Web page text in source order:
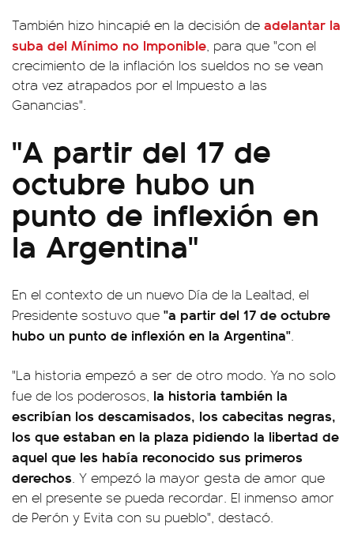
También hizo hincapié en la decisión de adelantar la
suba del Mínimo no Imponible, para que "con el
crecimiento de la inflación los sueldos no se vean
otra vez atrapados por el Impuesto a las
Ganancias".
"A partir del 17 de
octubre hubo un
punto de inflexión en
la Argentina"
En el contexto de un nuevo Día de la Lealtad, el
Presidente sostuvo que "a partir del 17 de octubre
hubo un punto de inflexión en la Argentina".
"La historia empezó a ser de otro modo. Ya no solo
fue de los poderosos, la historia también la
escribían los descamisados, los cabecitas negras,
los que estaban en la plaza pidiendo la libertad de
aquel que les había reconocido sus primeros
derechos. Y empezó la mayor gesta de amor que
en el presente se pueda recordar. El inmenso amor
de Perón y Evita con su pueblo", destacó.